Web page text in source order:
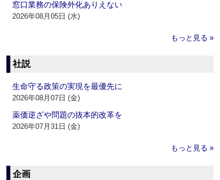
窓口業務の保険外化ありえない
2026年08月05日 (水)
もっと見る »
社説
生命守る政策の実現を最優先に
2026年08月07日 (金)
薬価逆ざや問題の抜本的改革を
2026年07月31日 (金)
もっと見る »
企画